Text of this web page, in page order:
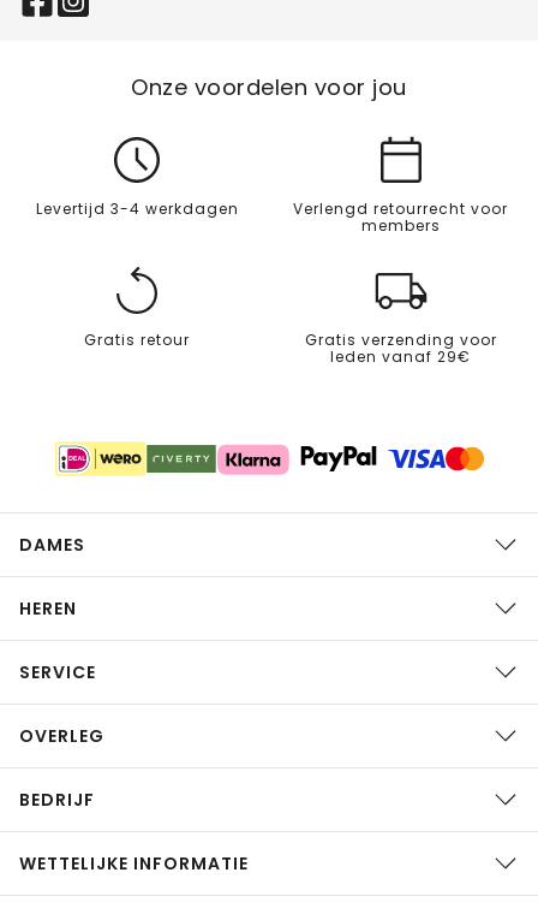
Onze voordelen voor jou
Levertijd 3-4 werkdagen
Verlengd retourrecht voor
members
Gratis retour
Gratis verzending voor
leden vanaf 29€
DAMES
HEREN
SERVICE
OVERLEG
BEDRIJF
WETTELIJKE INFORMATIE